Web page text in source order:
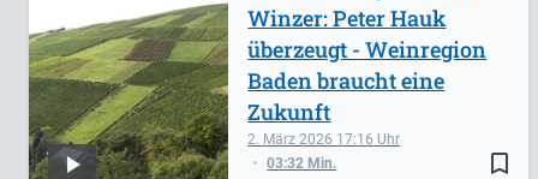
bookmark_border
2. März 2026 17:16
03:32 Min.
Winzer: Peter Hauk
überzeugt - Weinregion
Baden braucht eine
Zukunft